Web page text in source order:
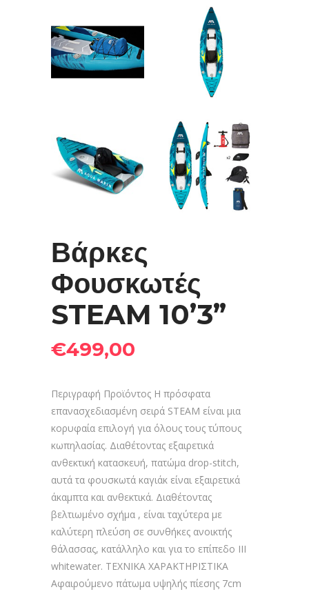
Βάρκες
Φουσκωτές
STEAM 10’3”
€499,00
Περιγραφή Προϊόντος Η πρόσφατα
επανασχεδιασμένη σειρά STEAM είναι μια
κορυφαία επιλογή για όλους τους τύπους
κωπηλασίας. Διαθέτοντας εξαιρετικά
ανθεκτική κατασκευή, πατώμα drop-stitch,
αυτά τα φουσκωτά καγιάκ είναι εξαιρετικά
άκαμπτα και ανθεκτικά. Διαθέτοντας
βελτιωμένο σχήμα , είναι ταχύτερα με
καλύτερη πλεύση σε συνθήκες ανοικτής
θάλασσας, κατάλληλο και για το επίπεδο ΙΙΙ
whitewater. ΤΕΧΝΙΚΑ ΧΑΡΑΚΤΗΡΙΣΤΙΚΑ
Αφαιρούμενο πάτωμα υψηλής πίεσης 7cm